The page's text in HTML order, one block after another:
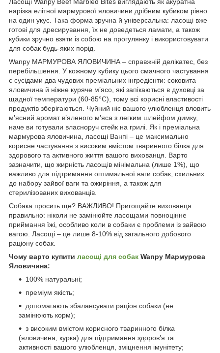
нарізка елітної мармурової яловичини дрібним кубиком рівно
на один укус. Така форма зручна й універсальна: ласощі вже
готові для дресирування, їх не доведеться ламати, а також
кубики зручно взяти із собою на прогулянку і використовувати
для собак будь-яких порід.
Wanpy МАРМУРОВА ЯЛОВИЧИНА – справжній делікатес, без
перебільшення. У кожному кубику цього смачного частування
є сусідами два чудових преміальних інгредієнти: соковита
яловичина й ніжне куряче м’ясо, які запікаються в духовці за
щадної температури (60-85°C), тому всі корисні властивості
продуктів зберігаються. Чуйний ніс вашого улюбленця вловить
м’ясний аромат в’яленого м’яса з легким шлейфом димку,
наче ви готували власноруч стейк на грилі. Як і преміальна
мармурова яловичина, ласощі Ванпі – це максимально
корисне частування з високим вмістом тваринного білка для
здорового та активного життя вашого вихованця. Варто
зазначити, що жирність ласощів мінімальна (лише 1%), що
важливо для підтримання оптимальної ваги собак, схильних
до набору зайвої ваги та ожиріння, а також для
стерилізованих вихованців.
Собака просить ще? ВАЖЛИВО! Пригощайте вихованця
правильно: ніколи не замінюйте ласощами повноцінне
приймання їжі, особливо коли в собаки є проблеми із зайвою
вагою. Ласощі – це лише 8-10% від загального добового
раціону собак.
Чому варто купити ласощі для собак Wanpy Мармурова
Яловичина:
100% натуральні;
преміум якість;
допомагають збалансувати раціон собаки (не
замінюють корм);
з високим вмістом корисного тваринного білка
(яловичина, курка) для підтримання здоров’я та
активності вашого улюбленця, зміцнення імунітету;